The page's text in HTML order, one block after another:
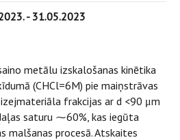
- 31.05.2023
metālu izskalošanas kinētika
(CHCl=6M) pie maiņstrāvas
frakcijas ar d <90 μm
saturu ⁓60%, kas iegūta
malšanas procesā. Atskaites